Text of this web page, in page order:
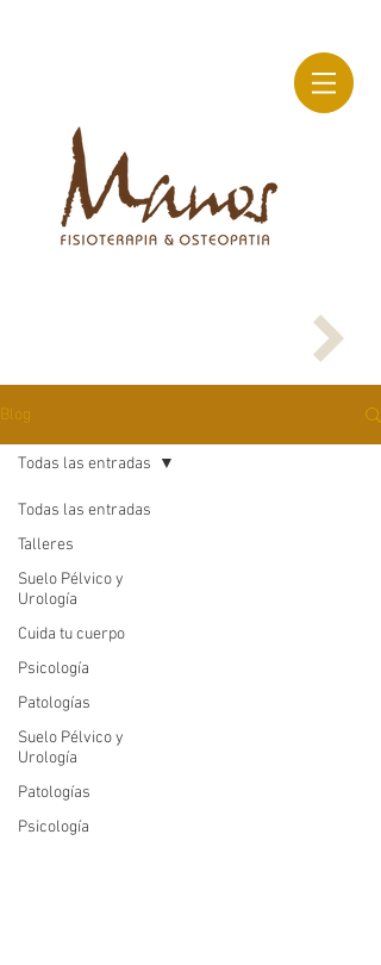
Blog
Todas las entradas
Talleres
Suelo Pélvico y
Urología
Cuida tu cuerpo
Psicología
Patologías
Suelo Pélvico y
Urología
Patologías
Psicología
Todas las entradas